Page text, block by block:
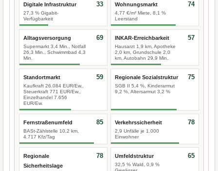
Digitale Infrastruktur
27,3 % Gigabit-
Verfügbarkeit
33 Wohnungsmarkt
4,77 €/m² Miete, 8,1 %
Leerstand
74
Alltagsversorgung
Supermarkt 3,4 Min., Notfall
26,3 Min., Schwimmbad 4,3
Min.
69 INKAR-Erreichbarkeit
Hausarzt 1,9 km, Apotheke
2,0 km, Grundschule 2,0
km, Autobahn 29,9 Min.
57
Standortmarkt
Kaufkraft 26.084 EUR/Ew.,
Steuerkraft 771 EUR/Ew.,
Einzelhandel 7.656
EUR/Ew.
59 Regionale Sozialstruktur
SGB II 5,4 %, Kinderarmut
9,2 %, Altersarmut 3,2 %
75
Fernstraßenumfeld
BASt-Zählstelle 10,2 km,
4.717 Kfz/Tag
85 Verkehrssicherheit
2,9 Unfälle je 1.000
Einwohner
78
Regionale
Sicherheitslage
78 Umfeldstruktur
32,5 % Wald, 0,9 %
65